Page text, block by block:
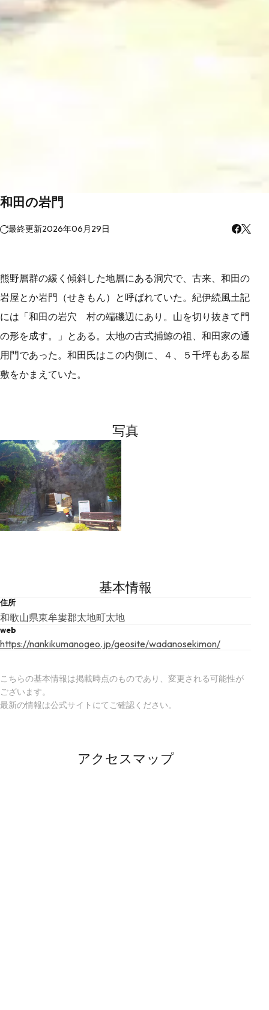
和田の岩門
最終更新2026年06月29日
熊野層群の緩く傾斜した地層にある洞穴で、古来、和田の
岩屋とか岩門（せきもん）と呼ばれていた。紀伊続風土記
には「和田の岩穴 村の端磯辺にあり。山を切り抜きて門
の形を成す。」とある。太地の古式捕鯨の祖、和田家の通
用門であった。和田氏はこの内側に、４、５千坪もある屋
敷をかまえていた。
写真
基本情報
住所
和歌山県東牟婁郡太地町太地
web
https://nankikumanogeo.jp/geosite/wadanosekimon/
こちらの基本情報は掲載時点のものであり、変更される可能性が
ございます。
最新の情報は公式サイトにてご確認ください。
アクセスマップ